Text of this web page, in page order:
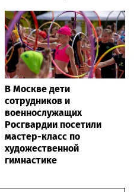
В Москве дети
сотрудников и
военнослужащих
Росгвардии посетили
мастер-класс по
художественной
гимнастике